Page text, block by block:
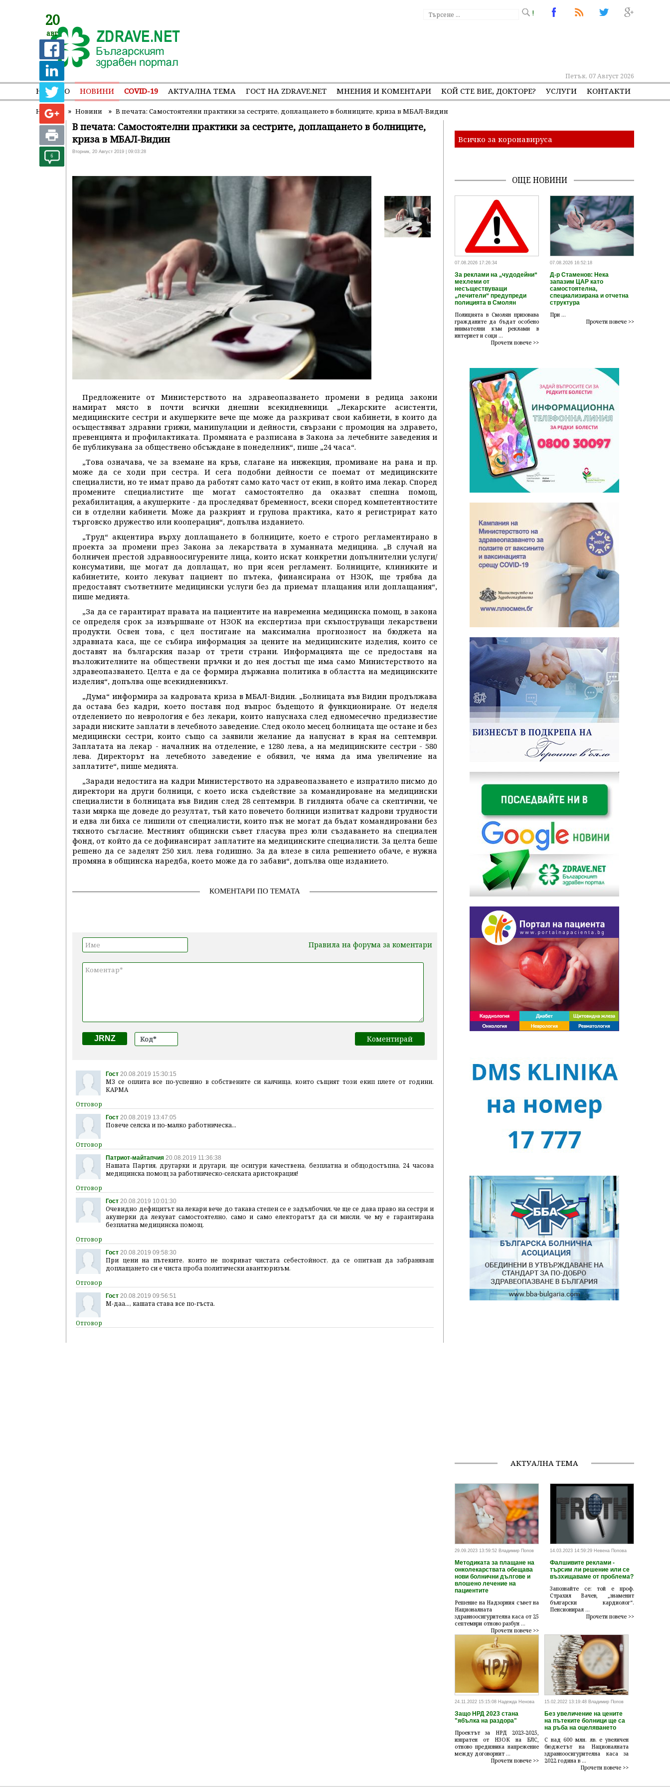
!
Петък, 07 Август 2026
НАЧАЛО НОВИНИ COVID-19 АКТУАЛНА ТЕМА ГОСТ НА ZDRAVE.NET МНЕНИЯ И КОМЕНТАРИ КОЙ СТЕ ВИЕ, ДОКТОРЕ? УСЛУГИ КОНТАКТИ
Начало » Новини » В печата: Самостоятелни практики за сестрите, доплащането в болниците, криза в МБАЛ-Видин
20
авг
6
В печата: Самостоятелни практики за сестрите, доплащането в болниците,
криза в МБАЛ-Видин
Вторник, 20 Август 2019 | 09:03:28
Предложените от Министерството на здравеопазването промени в редица закони
намират място в почти всички днешни всекидневници. „Лекарските асистенти,
медицинските сестри и акушерките вече ще може да разкриват свои кабинети, в които да
осъществяват здравни грижи, манипулации и дейности, свързани с промоция на здравето,
превенцията и профилактиката. Промяната е разписана в Закона за лечебните заведения и
бе публикувана за обществено обсъждане в понеделник“, пише „24 часа“.
„Това означава, че за вземане на кръв, слагане на инжекция, промиване на рана и пр.
може да се ходи при сестра. И сега подобни дейности се поемат от медицинските
специалисти, но те имат право да работят само като част от екип, в който има лекар. Според
промените специалистите ще могат самостоятелно да оказват спешна помощ,
рехабилитация, а акушерките - да проследяват бременност, всеки според компетентностите
си в отделни кабинети. Може да разкрият и групова практика, като я регистрират като
търговско дружество или кооперация“, допълва изданието.
„Труд“ акцентира върху доплащането в болниците, което е строго регламентирано в
проекта за промени през Закона за лекарствата в хуманната медицина. „В случай на
болничен престой здравноосигурените лица, които искат конкретни допълнителни услуги/
консумативи, ще могат да доплащат, но при ясен регламент. Болниците, клиниките и
кабинетите, които лекуват пациент по пътека, финансирана от НЗОК, ще трябва да
предоставят съответните медицински услуги без да приемат плащания или доплащания“,
пише медията.
„За да се гарантират правата на пациентите на навременна медицинска помощ, в закона
се определя срок за извършване от НЗОК на експертиза при скъпоструващи лекарствени
продукти. Освен това, с цел постигане на максимална прогнозност на бюджета на
здравната каса, ще се събира информация за цените на медицинските изделия, които се
доставят на българския пазар от трети страни. Информацията ще се предоставя на
възложителните на обществени пръчки и до нея достъп ще има само Министерството на
здравеопазването. Целта е да се формира държавна политика в областта на медицинските
изделия“, допълва още всекидневникът.
„Дума“ информира за кадровата криза в МБАЛ-Видин. „Болницата във Видин продължава
да остава без кадри, което поставя под въпрос бъдещото й функциониране. От неделя
отделението по неврология е без лекари, които напуснаха след едномесечно предизвестие
заради ниските заплати в лечебното заведение. След около месец болницата ще остане и без
медицински сестри, които също са заявили желание да напуснат в края на септември.
Заплатата на лекар - началник на отделение, е 1280 лева, а на медицинските сестри - 580
лева. Директорът на лечебното заведение е обявил, че няма да има увеличение на
заплатите“, пише медията.
„Заради недостига на кадри Министерството на здравеопазването е изпратило писмо до
директори на други болници, с което иска съдействие за командироване на медицински
специалисти в болницата във Видин след 28 септември. В гилдията обаче са скептични, че
тази мярка ще доведе до резултат, тъй като повечето болници изпитват кадрови трудности
и едва ли биха се лишили от специалисти, които пък не могат да бъдат командировани без
тяхното съгласие. Местният общински съвет гласува през юли създаването на специален
фонд, от който да се дофинансират заплатите на медицинските специалисти. За целта беше
решено да се заделят 250 хил. лева годишно. За да влезе в сила решението обаче, е нужна
промяна в общинска наредба, което може да го забави“, допълва още изданието.
КОМЕНТАРИ ПО ТЕМАТА
Правила на форума за коментари
JRNZ
Гост 20.08.2019 15:30:15
МЗ се оплита все по-успешно в собствените си калчища, които същият този екип плете от години.
КАРМА
Гост 20.08.2019 13:47:05
Повече селска и по-малко работническа...
Патриот-майтапчия 20.08.2019 11:36:38
Нашата Партия, другарки и другари, ще осигури качествена, безплатна и общодостъпна, 24 часова
медицинска помощ за работническо-селската аристокрация!
Гост 20.08.2019 10:01:30
Очевидно дефицитът на лекари вече до такава степен се е задълбочил, че ще се дава право на сестри и
акушерки да лекуват самостоятелно, само и само електоратът да си мисли, че му е гарантирана
безплатна медицинска помощ.
Гост 20.08.2019 09:58:30
При цени на пътеките, които не покриват чистата себестойност, да се опитваш да забраняваш
доплащането си е чиста проба политически авантюризъм.
Гост 20.08.2019 09:56:51
М-даа..., кашата става все по-гъста.
Всичко за коронавируса
ОЩЕ НОВИНИ
07.08.2026 17:26:34
За реклами на „чудодейни“
мехлеми от
несъществуващи
„лечители“ предупреди
полицията в Смолян
Полицията в Смолян призовава
гражданите да бъдат особено
внимателни към реклами в
интернет и соци ...
Прочети повече >>
07.08.2026 16:52:18
Д-р Стаменов: Нека
запазим ЦАР като
самостоятелна,
специализирана и отчетна
структура
При ...
Прочети повече >>
АКТУАЛНА ТЕМА
29.09.2023 13:59:52 Владимир Попов
Методиката за плащане на
онколекарствата обещава
нови болнични дългове и
влошено лечение на
пациентите
Решение на Надзорния съвет на
Националната
здравноосигурителна каса от 25
септември отново разбун ...
Прочети повече >>
14.03.2023 14:59:29 Невена Попова
Фалшивите реклами -
търсим ли решение или се
възхищаваме от проблема?
Запознайте се: той е проф.
Страхил Вачев, „знаменит
български кардиолог“.
Пенсионирал ...
Прочети повече >>
24.11.2022 15:15:08 Надежда Ненова
Защо НРД 2023 стана
"ябълка на раздора"
Проектът за НРД 2023-2025,
изпратен от НЗОК на БЛС,
отново предизвика напрежение
между договорнит ...
Прочети повече >>
15.02.2022 13:19:48 Владимир Попов
Без увеличение на цените
на пътеките болници ще са
на ръба на оцеляването
С над 600 млн. лв. е увеличен
бюджетът на Националната
здравноосигурителна каса за
2022 година в ...
Прочети повече >>